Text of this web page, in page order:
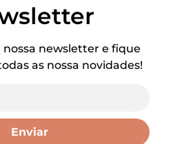
nossa newsletter e fique
as nossa novidades!
Enviar